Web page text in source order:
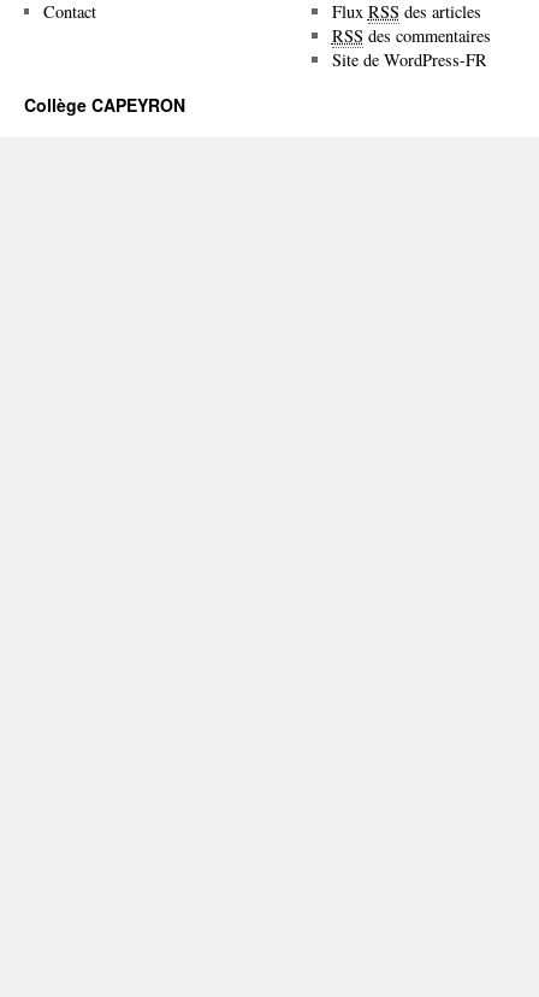
Contact Flux RSS des articles
RSS des commentaires
Site de WordPress-FR
Collège CAPEYRON